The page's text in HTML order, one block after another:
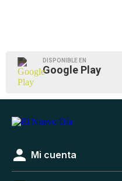
DISPONIBLE EN
Google Play
Mi cuenta